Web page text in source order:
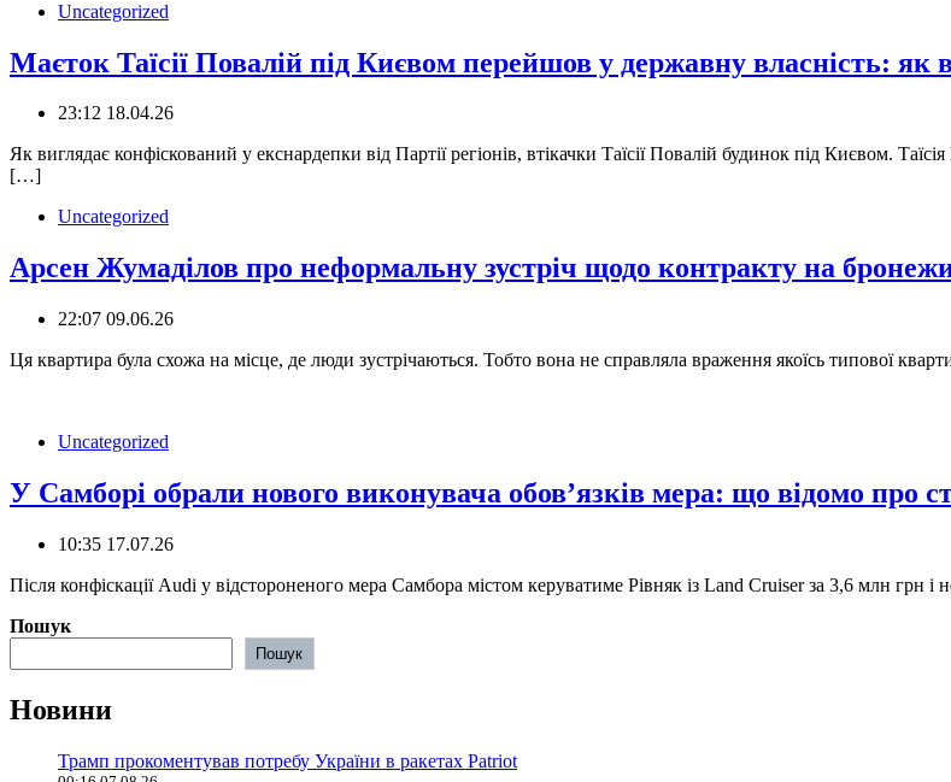
Uncategorized
Маєток Таїсії Повалій під Києвом перейшов у державну власність: як
23:12 18.04.26
Як виглядає конфіскований у екснардепки від Партії регіонів, втікачки Таїсії Повалій будинок під Києвом.
[…]
Uncategorized
Арсен Жумаділов про неформальну зустріч щодо контракту на
22:07 09.06.26
Ця квартира була схожа на місце, де люди зустрічаються. Тобто вона не справляла враження якоїсь типової
Uncategorized
У Самборі обрали нового виконувача обов’язків мера: що відомо про
10:35 17.07.26
Після конфіскації Audi у відстороненого мера Самбора містом керуватиме Рівняк із Land Cruiser за 3,6 млн грн
Пошук
Пошук
Новини
Трамп прокоментував потребу України в ракетах Patriot